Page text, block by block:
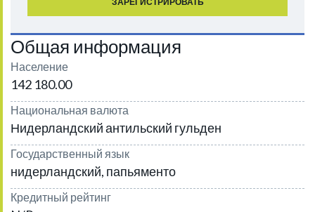
Общая информация
Население
142 180.00
Национальная валюта
Нидерландский антильский гульден
Государственный язык
нидерландский, папьяменто
Кредитный рейтинг